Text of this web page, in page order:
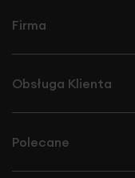
Firma
Obsługa Klienta
Polecane